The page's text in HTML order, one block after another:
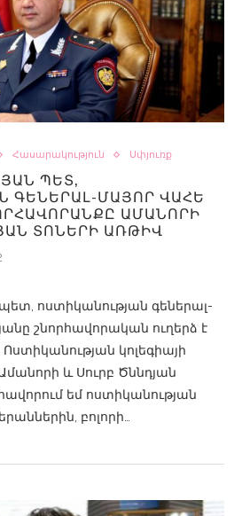
Հասարակություն Սփյուռք
ՊԵՏ,
ԳԵՆԵՐԱԼ-ՄԱՅՈՐ ՎԱՀԵ
ԱՄԱՆՈՐԻ
ՏՈՆԵՐԻ ԱՌԹԻՎ
ոստիկանության գեներալ-
շնորհավորական ուղերձ է
Ոստիկանության կոլեգիայի
և Սուրբ Ծննդյան
եմ ոստիկանության
բոլորի…